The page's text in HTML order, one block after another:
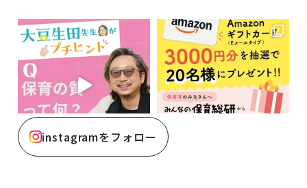
instagramをフォロー